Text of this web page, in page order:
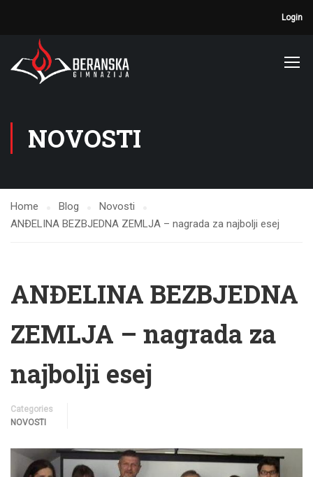
Login
NOVOSTI
Home Blog
Novosti
ANĐELINA BEZBJEDNA ZEMLJA – nagrada za najbolji esej
ANĐELINA BEZBJEDNA
ZEMLJA – nagrada za
najbolji esej
Categories
NOVOSTI